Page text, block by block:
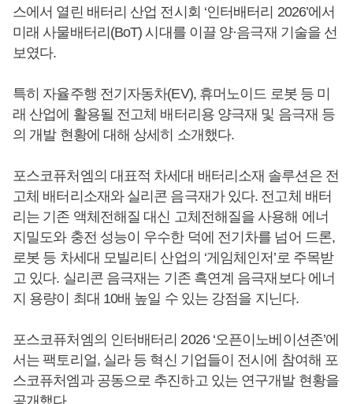
스에서 열린 배터리 산업 전시회 ‘인터배터리 2026’에서
미래 사물배터리(BoT) 시대를 이끌 양·음극재 기술을 선
보였다.
특히 자율주행 전기자동차(EV), 휴머노이드 로봇 등 미
래 산업에 활용될 전고체 배터리용 양극재 및 음극재 등
의 개발 현황에 대해 상세히 소개했다.
포스코퓨처엠의 대표적 차세대 배터리소재 솔루션은 전
고체 배터리소재와 실리콘 음극재가 있다. 전고체 배터
리는 기존 액체전해질 대신 고체전해질을 사용해 에너
지밀도와 충전 성능이 우수한 덕에 전기차를 넘어 드론,
로봇 등 차세대 모빌리티 산업의 ‘게임체인저’로 주목받
고 있다. 실리콘 음극재는 기존 흑연계 음극재보다 에너
지 용량이 최대 10배 높일 수 있는 강점을 지닌다.
포스코퓨처엠의 인터배터리 2026 ‘오픈이노베이션존’에
서는 팩토리얼, 실라 등 혁신 기업들이 전시에 참여해 포
스코퓨처엠과 공동으로 추진하고 있는 연구개발 현황을
공개했다.